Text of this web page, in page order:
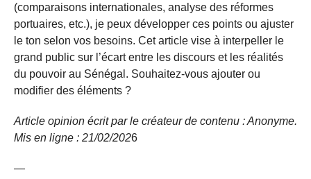
(comparaisons internationales, analyse des réformes
portuaires, etc.), je peux développer ces points ou ajuster
le ton selon vos besoins. Cet article vise à interpeller le
grand public sur l’écart entre les discours et les réalités
du pouvoir au Sénégal. Souhaitez-vous ajouter ou
modifier des éléments ?
Article opinion écrit par le créateur de contenu : Anonyme.
Mis en ligne : 21/02/2026
—